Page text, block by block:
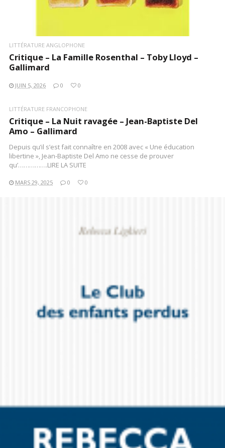
LITTÉRATURE ANGLOPHONE
Critique – La Famille Rosenthal – Toby Lloyd –
Gallimard
JUIN 5, 2026 0 0
LITTÉRATURE FRANCOPHONE
Critique – La Nuit ravagée – Jean-Baptiste Del
Amo – Gallimard
Depuis qu’il s’est fait connaître en 2008 avec « Une éducation
libertine », Jean-Baptiste Del Amo ne cesse de prouver
qu’…………….LIRE LA SUITE
MARS 29, 2025 0 0